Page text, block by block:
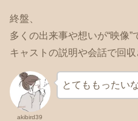
終盤、
多くの出来事や想いが“映像”
キャストの説明や会話で回
akibird39
とてももったい